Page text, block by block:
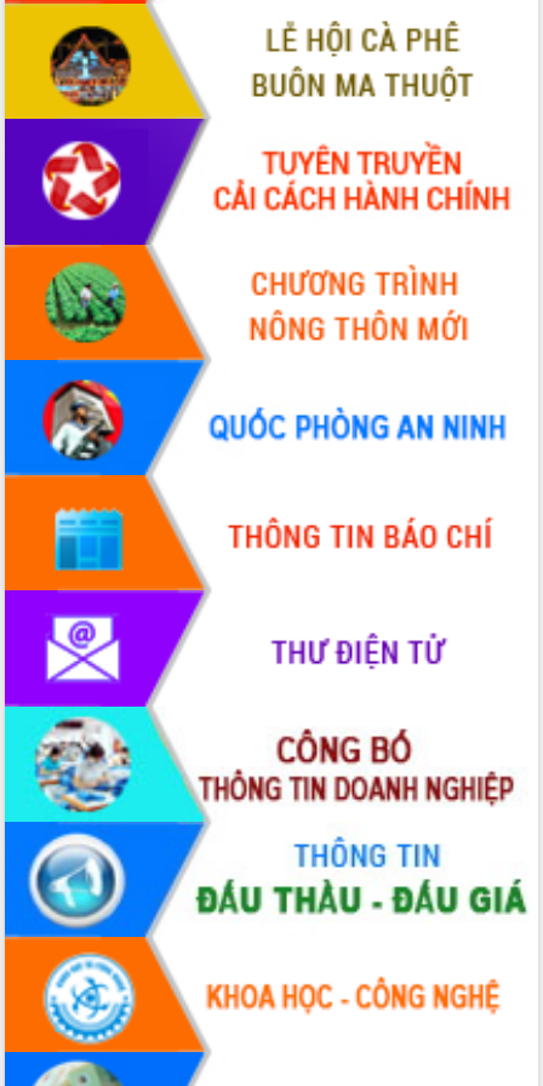
sầu riêng tại Đắk Lắk
Trình diễn nghệ thuật chế biến các
món ăn từ sầu riêng
Đắk Lắk công bố Quy hoạch và xúc
tiến đầu tư tỉnh
Ngành cá ngừ Đắk Lắk chủ động thích
ứng để giữ vững thị trường xuất khẩu
Diễn đàn Kinh tế tư nhân Việt Nam đột
phá cơ chế - Hợp tác công tư
Đề án 06 tạo bước ngoặt đột phá trong
cải cách hành chính tỉnh Đắk Lắk
Kết nối tour, đẩy mạnh chuyển đổi số
để phát triển du lịch Đắk Lắk
Khởi động Dự án Đầu tư xây dựng hạ
tầng kỹ thuật Cụm công nghiệp Tân
Tiến
Gặp mặt các cơ quan báo chí nhân Kỷ
niệm 101 năm Ngày Báo chí Cách
Đắk Lắk sơ kết 4 năm triển khai thực
hiện Đề án 06 của Chính phủ
Họp báo thông tin về Hội nghị Công bố
Quy hoạch và Xúc tiến đầu tư tỉnh Đắk
Khơi thông điểm nghẽn, đẩy nhanh
giải ngân vốn khắc phục thiên tai
HĐND tỉnh thông qua điều chỉnh Quy
hoạch tỉnh thời kỳ 2021-2030
Hội thảo góp ý hồ sơ điều chỉnh quy
hoạch tỉnh Đắk Lắk thời kỳ 2021-2030,
tầm nhìn đến năm 2050
Nâng cao hiệu quả hoạt động của các
doanh nghiệp nhà nước
Hội nghị triển khai kết nối mạng
truyền số liệu chuyên dùng phục vụ cơ
quan Đảng, Nhà nước
Lễ phát động chuỗi hoạt động chung
tay làm sạch môi trường
Xã Ea Kar bước chuyển mình trong
công tác cải cách hành chính mô hình
mới